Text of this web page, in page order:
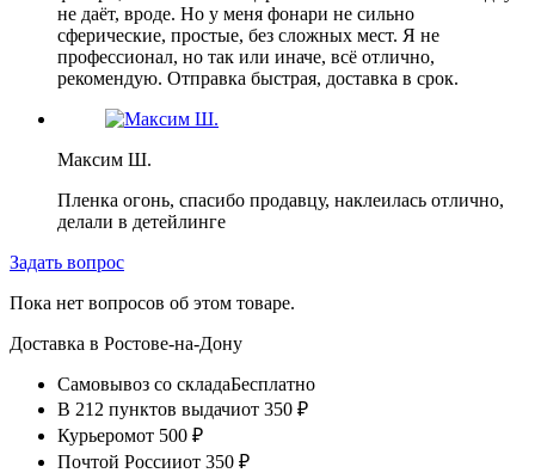
не даёт, вроде. Но у меня фонари не сильно
сферические, простые, без сложных мест. Я не
профессионал, но так или иначе, всё отлично,
рекомендую. Отправка быстрая, доставка в срок.
Максим Ш.
Пленка огонь, спасибо продавцу, наклеилась отлично,
делали в детейлинге
Задать вопрос
Пока нет вопросов об этом товаре.
Доставка в Ростове-на-Дону
Самовывоз со складаБесплатно
В 212 пунктов выдачиот 350 ₽
Курьеромот 500 ₽
Почтой Россииот 350 ₽